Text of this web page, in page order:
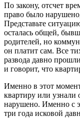
По закону, отсчет
право было
Представьте
осталась общей,
родителей, но
он платит сам. Все
развода давно
и говорит, что
Именно в этот
квартиру или
нарушено. Именно с
три года исковой